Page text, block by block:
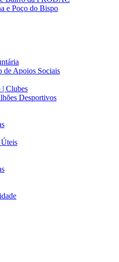
e Poço do Bispo
de Apoios Sociais
| Clubes
Desportivos